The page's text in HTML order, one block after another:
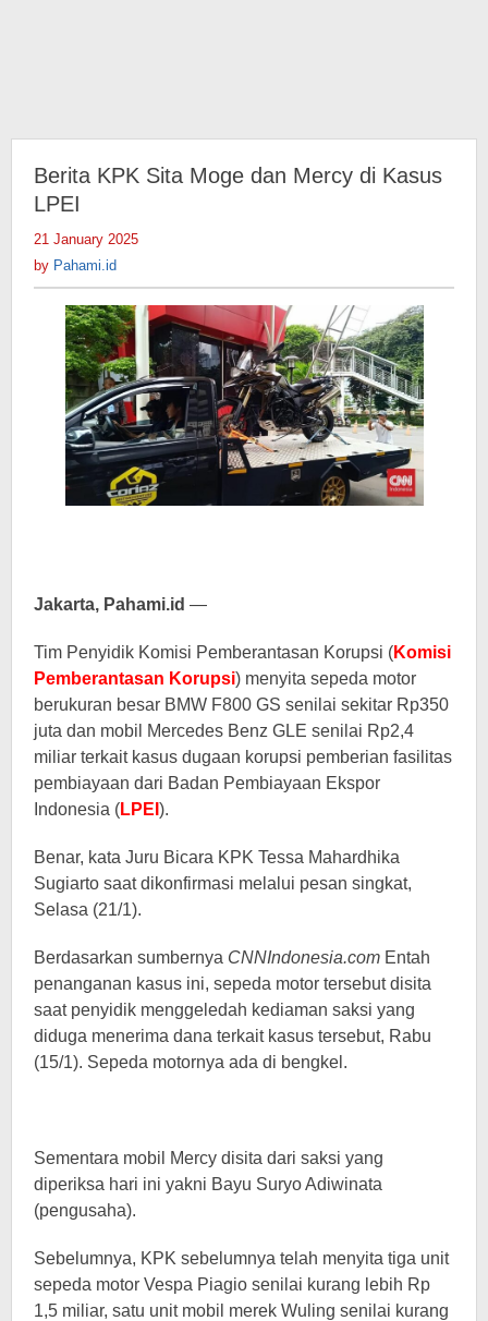
Berita KPK Sita Moge dan Mercy di Kasus
LPEI
21 January 2025
by Pahami.id
Jakarta, Pahami.id —
Tim Penyidik ​​Komisi Pemberantasan Korupsi (Komisi
Pemberantasan Korupsi) menyita sepeda motor
berukuran besar BMW F800 GS senilai sekitar Rp350
juta dan mobil Mercedes Benz GLE senilai Rp2,4
miliar terkait kasus dugaan korupsi pemberian fasilitas
pembiayaan dari Badan Pembiayaan Ekspor
Indonesia (LPEI ).
Benar, kata Juru Bicara KPK Tessa Mahardhika
Sugiarto saat dikonfirmasi melalui pesan singkat,
Selasa (21/1).
Berdasarkan sumbernya CNNIndonesia.com Entah
penanganan kasus ini, sepeda motor tersebut disita
saat penyidik ​​menggeledah kediaman saksi yang
diduga menerima dana terkait kasus tersebut, Rabu
(15/1). Sepeda motornya ada di bengkel.
Sementara mobil Mercy disita dari saksi yang
diperiksa hari ini yakni Bayu Suryo Adiwinata
(pengusaha).
Sebelumnya, KPK sebelumnya telah menyita tiga unit
sepeda motor Vespa Piagio senilai kurang lebih Rp
1,5 miliar, satu unit mobil merek Wuling senilai kurang